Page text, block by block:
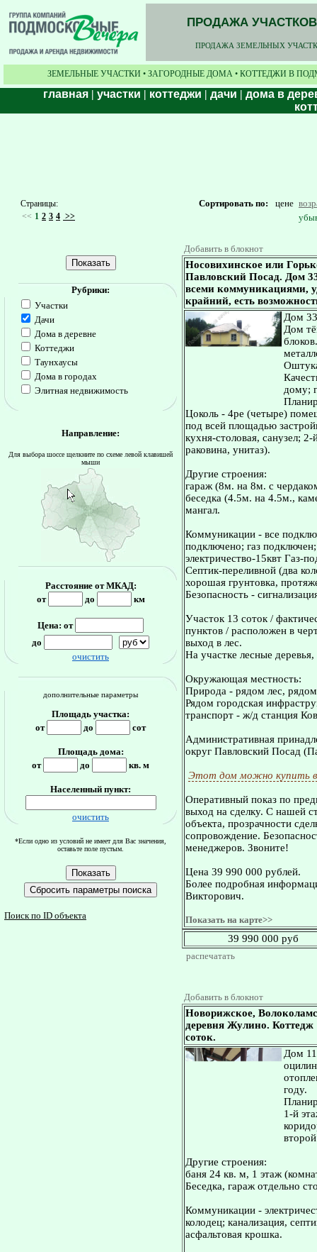
ПРОДАЖА
ПРОДАЖА ЗЕМЕЛЬНЫХ
ЗЕМЕЛЬНЫЕ УЧАСТКИ • ЗАГОРОДНЫЕ ДОМА • КОТТЕДЖИ В
главная | участки | коттеджи | дачи | дома в
Страницы:
<< 1 2 3 4 >>
Сортировать по: цене
Рубрики:
Участки
Дачи
Дома в деревне
Коттеджи
Таунхаусы
Дома в городах
Элитная недвижимость
Направление:
Для выбора шоссе щелкните по схеме левой клавишей
мыши
Расстояние от МКАД:
от
до км
Цена: от
до
очистить
дополнительные параметры
Площадь участка:
от
до сот
Площадь дома:
от
до кв. м
Населенный пункт:
очистить
*Если одно из условий не имеет для Вас значения,
оставьте поле пустым.
Поиск по ID объекта
Добавить в блокнот
Носовихинское или
Павловский Посад. Дом
всеми коммуникациями,
крайний, есть
Дом
Дом
дому;
Цоколь - 4ре (четыре)
под всей площадью
кухня-столовая, санузел;
раковина, унитаз).
Другие строения:
гараж (8м. на 8м. с
беседка (4.5м. на 4.5м.,
мангал.
Коммуникации - все
подключено; газ
электричество-15квт Газ-
Септик-переливной (два
хорошая грунтовка,
Безопасность -
Участок 13 соток /
пунктов / расположен в
выход в лес.
На участке лесные
Окружающая местность:
Природа - рядом лес,
Рядом городская
транспорт - ж/д станция
Административная
округ Павловский Посад
Этот дом можно купить
Оперативный показ по
выход на сделку. С нашей
объекта, прозрачности
сопровождение.
менеджеров. Звоните!
Цена 39 990 000 рублей.
Более подробная
Викторович.
Показать на карте>>
39 990 000 руб
распечатать
Добавить в блокнот
Новорижское,
деревня Жулино. Коттедж
соток.
Дом
году.
1-й
Другие строения:
баня 24 кв. м, 1 этаж
Беседка, гараж отдельно
Коммуникации -
колодец; канализация,
асфальтовая крошка.